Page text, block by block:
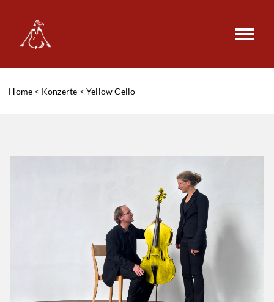
Home < Konzerte <Yellow Cello